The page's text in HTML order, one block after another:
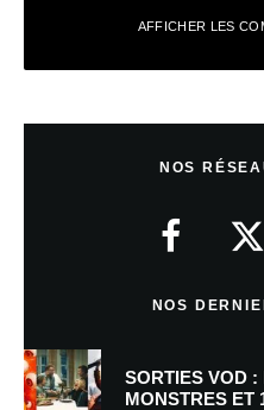
AFFICHER LES
NOS
NOS
SORTIES VOD :
MONSTRES ET